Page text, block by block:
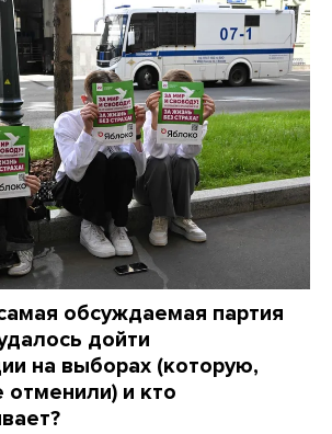
обсуждаемая партия
дойти
на выборах (которую,
и кто